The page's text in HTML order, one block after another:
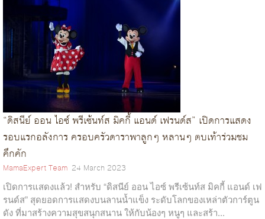
“ดิสนีย์ ออน ไอซ์ พรีเซ้นท์ส มิคกี้ แอนด์ เฟรนด์ส” เปิดการแสดง
รอบแรกอลังการ ครอบครัวดาราพาลูกๆ หลานๆ ตบเท้าร่วมชม
คึกคัก
MamaExpert Team 24 March 2023
เปิดการแสดงแล้ว! สำหรับ “ดิสนีย์ ออน ไอซ์ พรีเซ้นท์ส มิคกี้ แอนด์ เฟ
รนด์ส” สุดยอดการแสดงบนลานน้ำแข็ง ระดับโลกของเหล่าตัวการ์ตูน
ดัง ที่มาสร้างความสุขสนุกสนาน ให้กับน้องๆ หนูๆ และสร้า...